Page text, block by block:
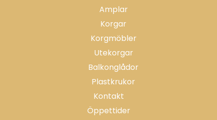
Amplar
Korgar
Korgmöbler
Utekorgar
Balkonglådor
Plastkrukor
Kontakt
Öppettider